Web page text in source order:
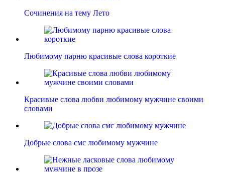
Сочинения на тему Лето
Любимому парню красивые слова короткие
Красивые слова любви любимому мужчине своими
словами
Добрые слова смс любимому мужчине